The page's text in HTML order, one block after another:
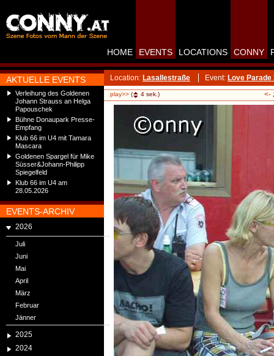
AKTUELLE EVENTS
Verleihung des Goldenen
Johann Strauss an Helga
Papouschek
Bühne Donaupark Presse-
Empfang
Klub 66 im U4 mit Tamara
Mascara
Goldenen Spargel für Mike
Süsser&Johann-Philipp
Spiegelfeld
Klub 66 im U4 am
28.05.2026
EVENTS-ARCHIV
2026
Juli
Juni
Mai
April
März
Februar
Jänner
2025
2024
HOME EVENTS LOCATIONS CONNY
Location: Lasallestraße Event: Love Parade
play>> ( 4 sek.) <-